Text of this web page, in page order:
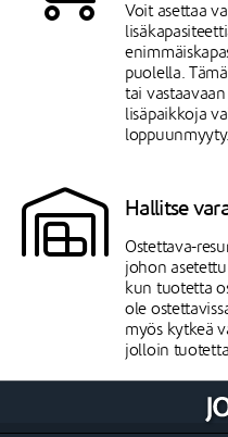
Voit asettaa
puolella.
tai
lisäpaikkoja
loppuunmyyty.
Hallitse
Ostettava-
johon
kun tuotetta
ole
myös kytkeä
jolloin
Eri yksiköt